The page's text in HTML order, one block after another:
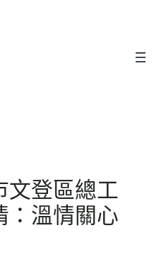
文登區總工
：溫情關心